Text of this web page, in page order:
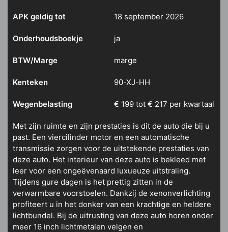
APK geldig tot 18 september 2026
Onderhoudsboekje ja
BTW/Marge marge
Kenteken 90-XJ-HH
Wegenbelasting € 199 tot € 217 per kwartaal
Met zijn ruimte en zijn prestaties is dit de auto die bij u
past. Een viercilinder motor en een automatische
transmissie zorgen voor de uitstekende prestaties van
deze auto. Het interieur van deze auto is bekleed met
leer voor een ongeëvenaard luxueuze uitstraling.
Tijdens gure dagen is het prettig zitten in de
verwarmbare voorstoelen. Dankzij de xenonverlichting
profiteert u in het donker van een krachtige en heldere
lichtbundel. Bij de uitrusting van deze auto horen onder
meer 16 inch lichtmetalen velgen en